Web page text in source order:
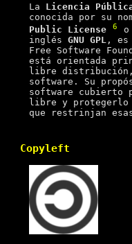
La Licencia
conocida por su
Public License
6
o
inglés GNU GPL , es
Free Software
está orientada
libre distribución,
software. Su
software cubierto
libre y protegerlo
que restrinjan
Copyleft